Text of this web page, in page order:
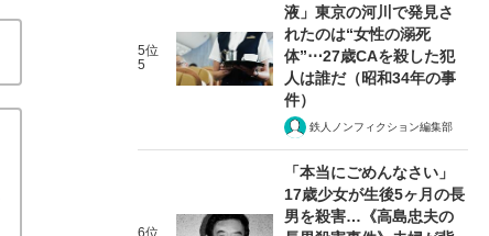
5位
5
液」東京の河川で発見さ
れたのは“女性の溺死
体”⋯27歳CAを殺した犯
人は誰だ（昭和34年の事
件）
鉄人ノンフィクション編集部
「本当にごめんなさい」
17歳少女が生後5ヶ月の長
男を殺害…《高島忠夫の